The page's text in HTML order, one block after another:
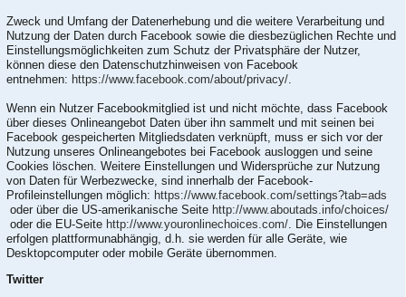
Zweck und Umfang der Datenerhebung und die weitere Verarbeitung und
Nutzung der Daten durch Facebook sowie die diesbezüglichen Rechte und
Einstellungsmöglichkeiten zum Schutz der Privatsphäre der Nutzer,
können diese den Datenschutzhinweisen von Facebook
entnehmen: https://www.facebook.com/about/privacy/
Wenn ein Nutzer Facebookmitglied ist und nicht möchte, dass Facebook
über dieses Onlineangebot Daten über ihn sammelt und mit seinen bei
Facebook gespeicherten Mitgliedsdaten verknüpft, muss er sich vor der
Nutzung unseres Onlineangebotes bei Facebook ausloggen und seine
Cookies löschen. Weitere Einstellungen und Widersprüche zur Nutzung
von Daten für Werbezwecke, sind innerhalb der Facebook-
Profileinstellungen möglich: https://www.facebook.com/settings?tab=ads
oder über die US-amerikanische Seite http://www.aboutads.info/choices/
oder die EU-Seite http://www.youronlinechoices.com/ . Die Einstellungen
erfolgen plattformunabhängig, d.h. sie werden für alle Geräte, wie
Desktopcomputer oder mobile Geräte übernommen.
Twitter